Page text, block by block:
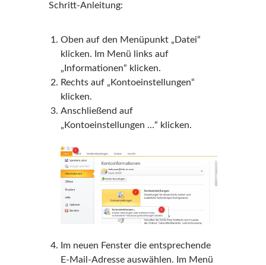
Schritt-Anleitung:
Oben auf den Menüpunkt „Datei“
klicken. Im Menü links auf
„Informationen“ klicken.
Rechts auf „Kontoeinstellungen“
klicken.
Anschließend auf
„Kontoeinstellungen …“ klicken.
Im neuen Fenster die entsprechende
E-Mail-Adresse auswählen. Im Menü